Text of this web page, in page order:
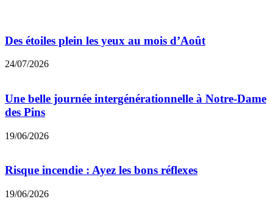
Des étoiles plein les yeux au mois d’Août
24/07/2026
Une belle journée intergénérationnelle à Notre-Dame
des Pins
19/06/2026
Risque incendie : Ayez les bons réflexes
19/06/2026